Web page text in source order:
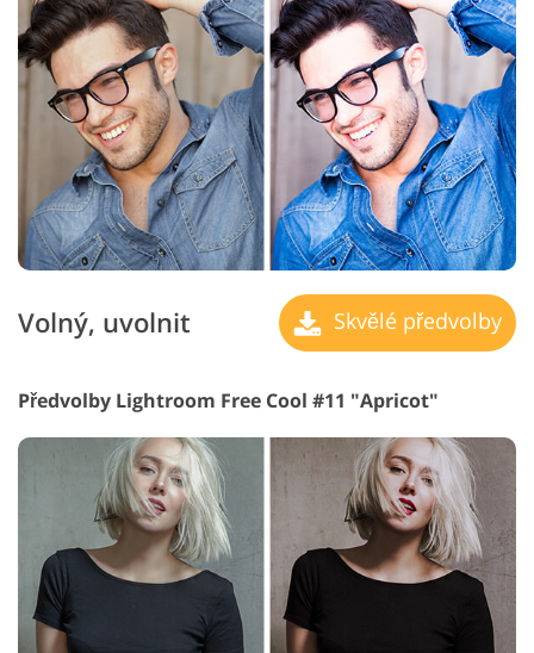
Volný, uvolnit Skvělé předvolby
Předvolby Lightroom Free Cool #11 "Apricot"